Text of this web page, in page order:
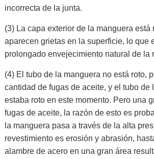
incorrecta de la junta.
(3) La capa exterior de la manguera está
aparecen grietas en la superficie, lo que
prolongado envejecimiento natural de la
(4) El tubo de la manguera no está roto,
cantidad de fugas de aceite, y el tubo de
estaba roto en este momento. Pero una
fugas de aceite, la razón de esto es
la manguera pasa a través de la alta
revestimiento es erosión y abrasión,
alambre de acero en una gran área